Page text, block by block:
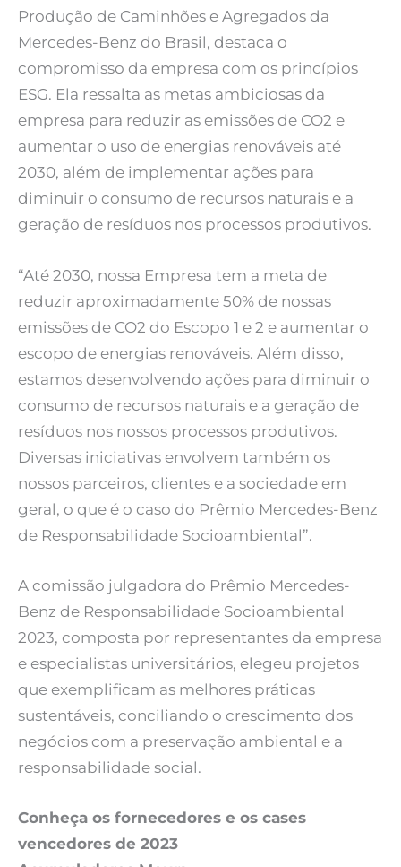
Produção de Caminhões e Agregados da
Mercedes-Benz do Brasil, destaca o
compromisso da empresa com os princípios
ESG. Ela ressalta as metas ambiciosas da
empresa para reduzir as emissões de CO2 e
aumentar o uso de energias renováveis até
2030, além de implementar ações para
diminuir o consumo de recursos naturais e a
geração de resíduos nos processos produtivos.
“Até 2030, nossa Empresa tem a meta de
reduzir aproximadamente 50% de nossas
emissões de CO2 do Escopo 1 e 2 e aumentar o
escopo de energias renováveis. Além disso,
estamos desenvolvendo ações para diminuir o
consumo de recursos naturais e a geração de
resíduos nos nossos processos produtivos.
Diversas iniciativas envolvem também os
nossos parceiros, clientes e a sociedade em
geral, o que é o caso do Prêmio Mercedes-Benz
de Responsabilidade Socioambiental”.
A comissão julgadora do Prêmio Mercedes-
Benz de Responsabilidade Socioambiental
2023, composta por representantes da empresa
e especialistas universitários, elegeu projetos
que exemplificam as melhores práticas
sustentáveis, conciliando o crescimento dos
negócios com a preservação ambiental e a
responsabilidade social.
Conheça os fornecedores e os cases
vencedores de 2023